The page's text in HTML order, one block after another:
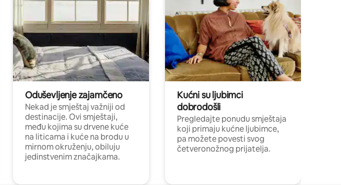
Oduševljenje zajamčeno
Nekad je smještaj važniji od
destinacije. Ovi smještaji,
među kojima su drvene kuće
na liticama i kuće na brodu u
mirnom okruženju, obiluju
jedinstvenim značajkama.
Kućni su ljubimci
dobrodošli
Pregledajte ponudu smještaja
koji primaju kućne ljubimce,
pa možete povesti svog
četveronožnog prijatelja.